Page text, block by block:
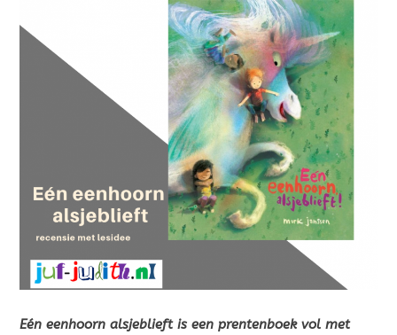
Eén eenhoorn alsjeblieft is een prentenboek vol met